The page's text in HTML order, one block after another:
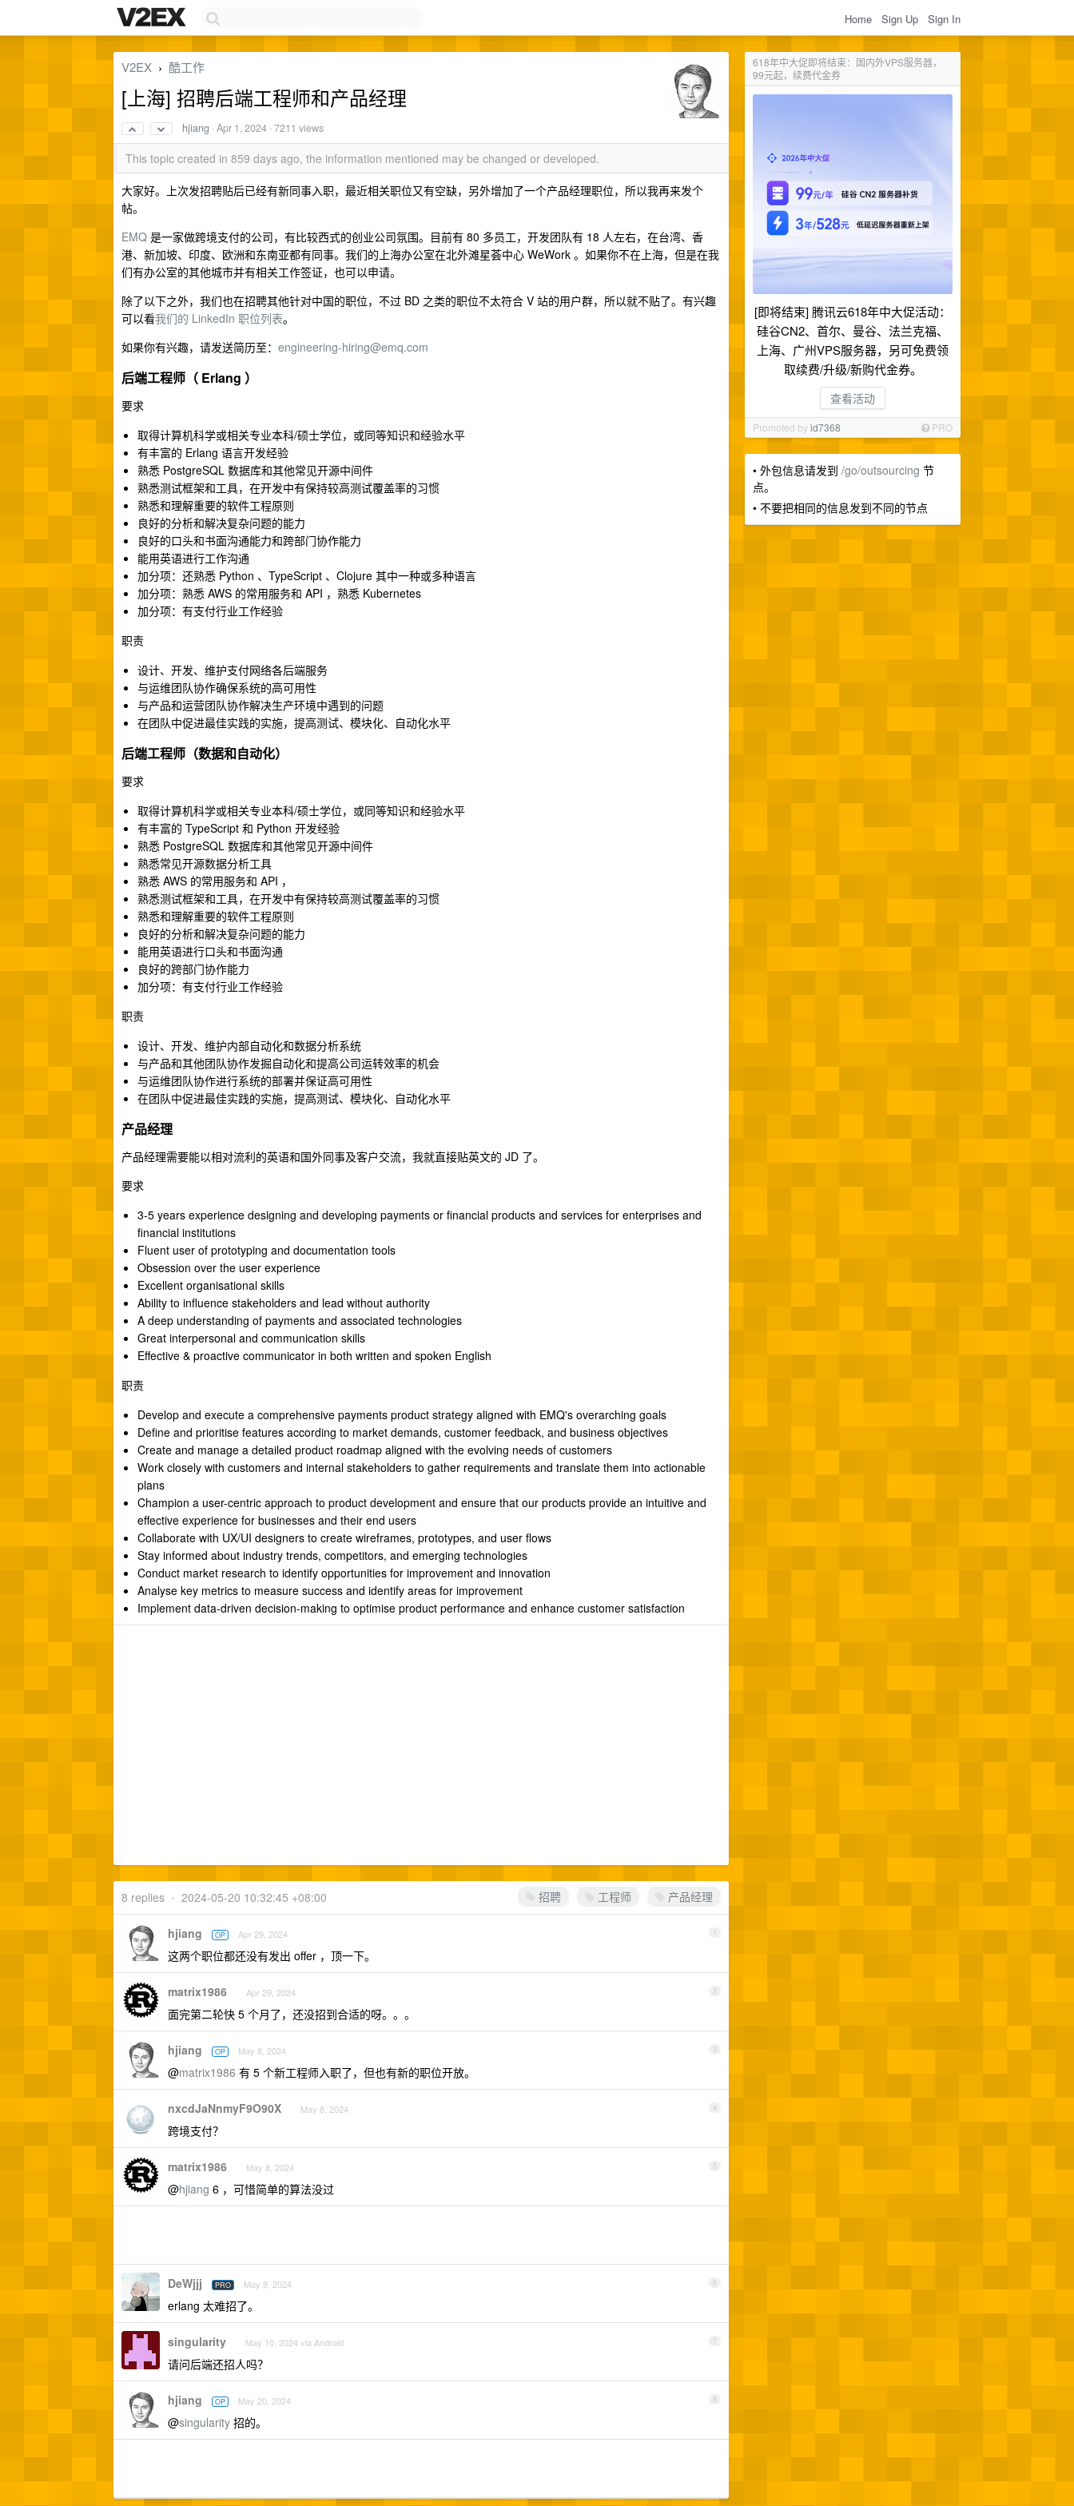
Home Sign Up Sign In
618年中大促即将结束：国内外VPS服务器，
99元起，续费代金券
[即将结束] 腾讯云618年中大促活动：
硅谷CN2、首尔、曼谷、法兰克福、
上海、广州VPS服务器，另可免费领
取续费/升级/新购代金券。
查看活动
Promoted byid7368 PRO
• 外包信息请发到 /go/outsourcing 节
点。
• 不要把相同的信息发到不同的节点
V2EX › 酷工作
[上海] 招聘后端工程师和产品经理
hjiang ·Apr 1, 2024 · 7211 views
This topic created in 859 days ago, the information mentioned may be changed or developed.
大家好。上次发招聘贴后已经有新同事入职，最近相关职位又有空缺，另外增加了一个产品经理职位，所以我再来发个
帖。
EMQ 是一家做跨境支付的公司，有比较西式的创业公司氛围。目前有 80 多员工，开发团队有 18 人左右，在台湾、香
港、新加坡、印度、欧洲和东南亚都有同事。我们的上海办公室在北外滩星荟中心 WeWork 。如果你不在上海，但是在我
们有办公室的其他城市并有相关工作签证，也可以申请。
除了以下之外，我们也在招聘其他针对中国的职位，不过 BD 之类的职位不太符合 V 站的用户群，所以就不贴了。有兴趣
可以看我们的 LinkedIn 职位列表。
如果你有兴趣，请发送简历至： engineering-hiring@emq.com
后端工程师（ Erlang ）
要求
取得计算机科学或相关专业本科/硕士学位，或同等知识和经验水平
有丰富的 Erlang 语言开发经验
熟悉 PostgreSQL 数据库和其他常见开源中间件
熟悉测试框架和工具，在开发中有保持较高测试覆盖率的习惯
熟悉和理解重要的软件工程原则
良好的分析和解决复杂问题的能力
良好的口头和书面沟通能力和跨部门协作能力
能用英语进行工作沟通
加分项：还熟悉 Python 、TypeScript 、Clojure 其中一种或多种语言
加分项：熟悉 AWS 的常用服务和 API ，熟悉 Kubernetes
加分项：有支付行业工作经验
职责
设计、开发、维护支付网络各后端服务
与运维团队协作确保系统的高可用性
与产品和运营团队协作解决生产环境中遇到的问题
在团队中促进最佳实践的实施，提高测试、模块化、自动化水平
后端工程师（数据和自动化）
要求
取得计算机科学或相关专业本科/硕士学位，或同等知识和经验水平
有丰富的 TypeScript 和 Python 开发经验
熟悉 PostgreSQL 数据库和其他常见开源中间件
熟悉常见开源数据分析工具
熟悉 AWS 的常用服务和 API ，
熟悉测试框架和工具，在开发中有保持较高测试覆盖率的习惯
熟悉和理解重要的软件工程原则
良好的分析和解决复杂问题的能力
能用英语进行口头和书面沟通
良好的跨部门协作能力
加分项：有支付行业工作经验
职责
设计、开发、维护内部自动化和数据分析系统
与产品和其他团队协作发掘自动化和提高公司运转效率的机会
与运维团队协作进行系统的部署并保证高可用性
在团队中促进最佳实践的实施，提高测试、模块化、自动化水平
产品经理
产品经理需要能以相对流利的英语和国外同事及客户交流，我就直接贴英文的 JD 了。
要求
3-5 years experience designing and developing payments or financial products and services for enterprises and
financial institutions
Fluent user of prototyping and documentation tools
Obsession over the user experience
Excellent organisational skills
Ability to influence stakeholders and lead without authority
A deep understanding of payments and associated technologies
Great interpersonal and communication skills
Effective & proactive communicator in both written and spoken English
职责
Develop and execute a comprehensive payments product strategy aligned with EMQ's overarching goals
Define and prioritise features according to market demands, customer feedback, and business objectives
Create and manage a detailed product roadmap aligned with the evolving needs of customers
Work closely with customers and internal stakeholders to gather requirements and translate them into actionable
plans
Champion a user-centric approach to product development and ensure that our products provide an intuitive and
effective experience for businesses and their end users
Collaborate with UX/UI designers to create wireframes, prototypes, and user flows
Stay informed about industry trends, competitors, and emerging technologies
Conduct market research to identify opportunities for improvement and innovation
Analyse key metrics to measure success and identify areas for improvement
Implement data-driven decision-making to optimise product performance and enhance customer satisfaction
招聘 工程师 产品经理
8 replies • 2024-05-20 10:32:45 +08:00
1
hjiang OP Apr 29, 2024
这两个职位都还没有发出 offer ，顶一下。
2
matrix1986 Apr 29, 2024
面完第二轮快 5 个月了，还没招到合适的呀。。。
3
hjiang OP May 8, 2024
@matrix1986 有 5 个新工程师入职了，但也有新的职位开放。
4
nxcdJaNnmyF9O90X May 8, 2024
跨境支付？
5
matrix1986 May 8, 2024
@hjiang 6 ，可惜简单的算法没过
6
DeWjjj PRO May 8, 2024
erlang 太难招了。
7
singularity May 10, 2024 via Android
请问后端还招人吗？
8
hjiang OP May 20, 2024
@singularity 招的。